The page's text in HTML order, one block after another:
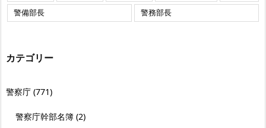
警備部長
警務部長
カテゴリー
警察庁 (771)
警察庁幹部名簿 (2)